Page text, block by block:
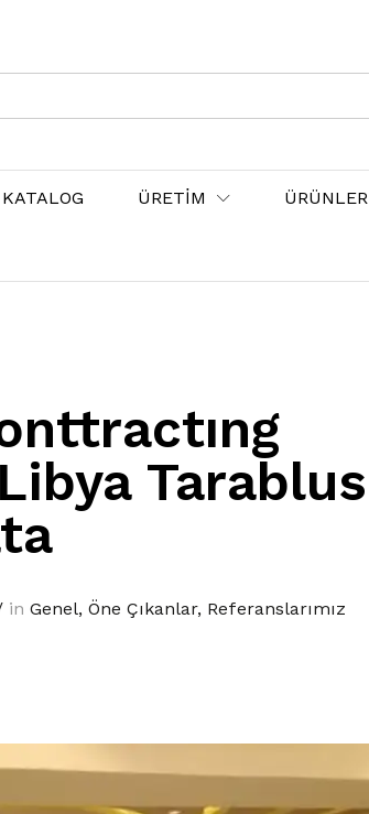
KATALOG ÜRETİM ÜRÜNLER
Tarablus
in Genel, Öne Çıkanlar, Referanslarımız